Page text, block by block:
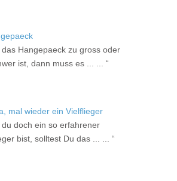
das Hangepaeck zu gross oder
ist, dann muss es ... ...
mal wieder ein Vielflieger
du doch ein so erfahrener
bist, solltest Du das ... ...